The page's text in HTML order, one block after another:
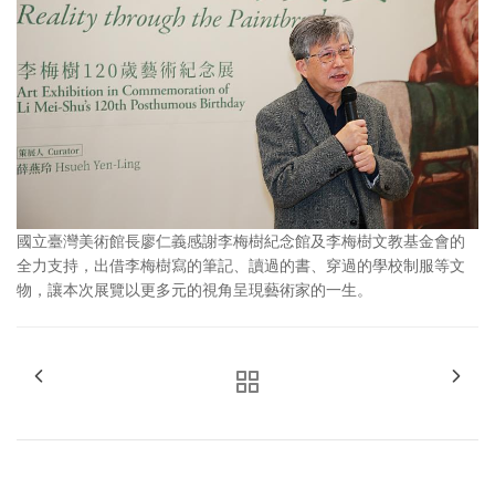
國立臺灣美術館長廖仁義感謝李梅樹紀念館及李梅樹文教基金會的
全力支持，出借李梅樹寫的筆記、讀過的書、穿過的學校制服等文
物，讓本次展覽以更多元的視角呈現藝術家的一生。